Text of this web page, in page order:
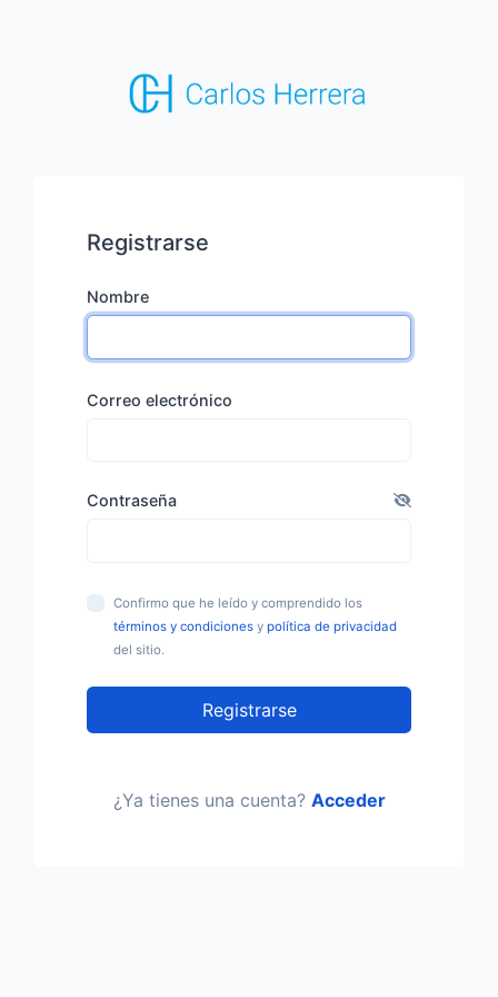
Registrarse
Nombre
Correo electrónico
Contraseña
Confirmo que he leído y comprendido los
términos y condiciones y política de privacidad
del sitio.
Registrarse
¿Ya tienes una cuenta? Acceder